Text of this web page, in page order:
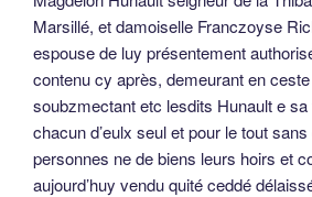
Marsillé, et damoiselle Franczoyse
espouse de luy présentement
contenu cy après, demeurant en ceste
soubzmectant etc lesdits Hunault e
chacun d’eulx seul et pour le tout
personnes ne de biens leurs hoirs et
aujourd’huy vendu quité ceddé